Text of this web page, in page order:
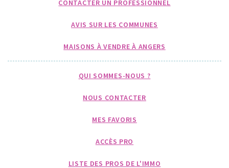
CONTACTER UN PROFESSIONNEL
AVIS SUR LES COMMUNES
MAISONS À VENDRE À ANGERS
QUI SOMMES-NOUS ?
NOUS CONTACTER
MES FAVORIS
ACCÈS PRO
LISTE DES PROS DE L'IMMO